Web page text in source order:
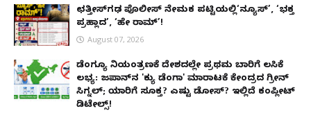
ಛತ್ತೀಸ್‌ಗಢ ಪೊಲೀಸ್ ನೇಮಕ ಪಟ್ಟಿಯಲ್ಲಿ‘ನ್ಯೂಸ್’, ‘ಭಕ್ತ
ಪ್ರಹ್ಲಾದ’, ‘ಹೇ ರಾಮ್’!
August 07, 2026
ಡೆಂಗ್ಯೂ ನಿಯಂತ್ರಣಕ್ಕೆ ದೇಶದಲ್ಲೇ ಪ್ರಥಮ ಬಾರಿಗೆ ಲಸಿಕೆ
ಲಭ್ಯ: ಜಪಾನ್‌ನ 'ಕ್ಯು ಡೆಂಗಾ' ಮಾರಾಟಕ್ಕೆ ಕೇಂದ್ರದ ಗ್ರೀನ್
ಸಿಗ್ನಲ್; ಯಾರಿಗೆ ಸೂಕ್ತ? ಎಷ್ಟು ಡೋಸ್? ಇಲ್ಲಿದೆ ಕಂಪ್ಲೀಟ್
ಡಿಟೇಲ್ಸ್!